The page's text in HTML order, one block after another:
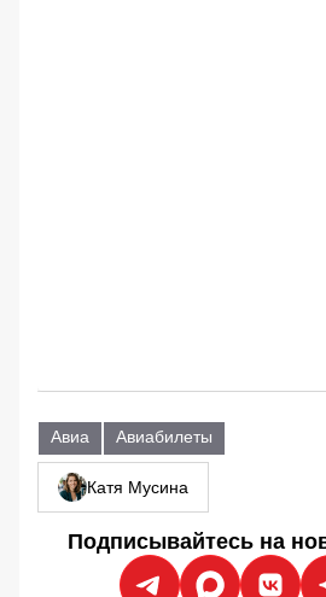
Авиа Авиабилеты
Катя Мусина
Подписывайтесь на